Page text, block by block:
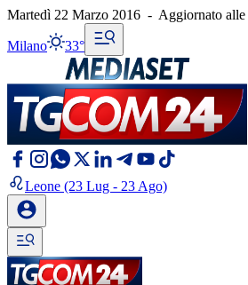
Martedì 22 Marzo 2016 - Aggiornato alle
Milano 33°
Leone (23 Lug - 23 Ago)